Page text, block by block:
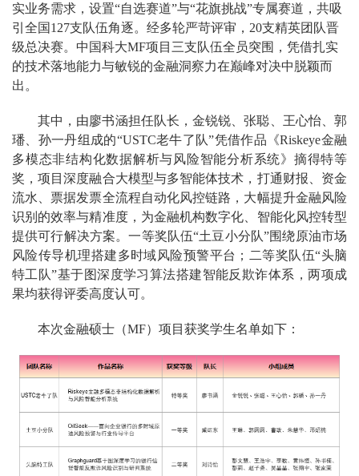
实业务需求，设置“自选赛道”与“花旗挑战”专属赛道，共吸
引全国127支队伍角逐。经多轮严苛评审，20支精英团队晋
级总决赛。中国科大MF项目三支队伍全员突围，凭借扎实
的技术落地能力与敏锐的金融洞察力在巅峰对决中脱颖而
出。
其中，由廖书涵担任队长，金锐锐、张聪、王心怡、郭
璠、孙一丹组成的“USTC老牛了队”凭借作品《Riskeye金融
多模态非结构化数据解析与风险智能分析系统》摘得特等
奖，项目深度融合大模型与多智能体技术，打通财报、资金
流水、票据发票全流程自动化风控链路，大幅提升金融风险
识别的效率与精准度，为金融机构数字化、智能化风控转型
提供可行解决方案。一等奖队伍“土豆小分队”围绕原油市场
风险传导机理搭建多时域风险预警平台；二等奖队伍“头脑
特工队”基于图深度学习算法搭建智能反欺诈体系，两项成
果均获得评委高度认可。
本次金融硕士（MF）项目获奖学生名单如下：